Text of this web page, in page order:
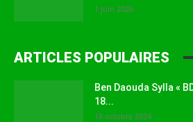
1 juin 2026
ARTICLES POPULAIRES
Ben Daouda Sylla «
18...
18 octobre 2024